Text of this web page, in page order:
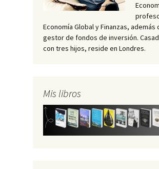
Economía Global y Finanzas, además
gestor de fondos de inversión.
con tres hijos, reside en Londres.
Mis libros